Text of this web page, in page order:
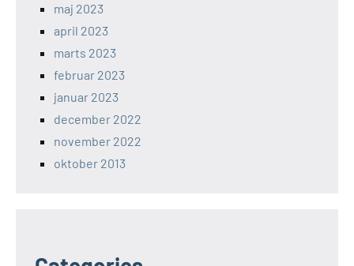
maj 2023
april 2023
marts 2023
februar 2023
januar 2023
december 2022
november 2022
oktober 2013